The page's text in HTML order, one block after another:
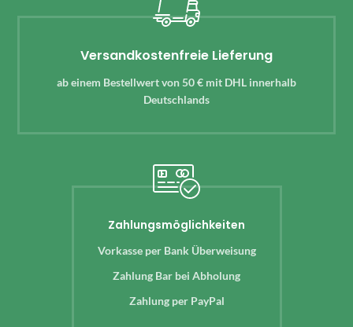
Versandkostenfreie Lieferung
ab einem Bestellwert von 50 € mit DHL innerhalb
Deutschlands
Zahlungsmöglichkeiten
Vorkasse per Bank Überweisung
Zahlung Bar bei Abholung
Zahlung per PayPal